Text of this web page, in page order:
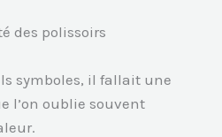
des polissoirs
symboles, il fallait une
l’on oublie souvent